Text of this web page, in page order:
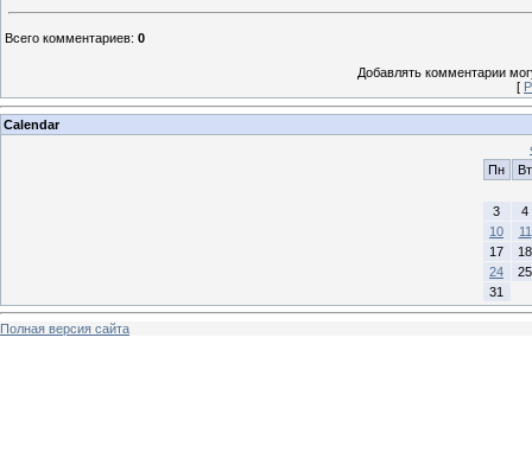
Всего комментариев: 0
Добавлять комментарии
[
Calendar
Пн
Вт
3
4
10
11
17
18
24
25
31
Полная версия сайта